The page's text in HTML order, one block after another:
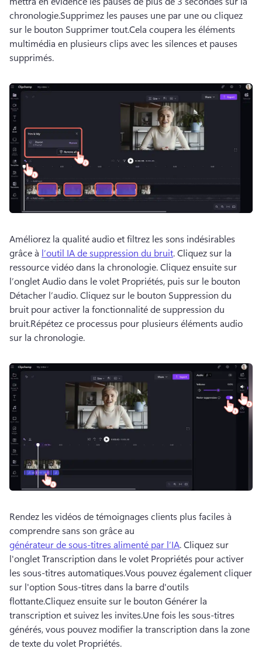
chronologie.Supprimez les pauses une par une ou cliquez
sur le bouton Supprimer tout.Cela coupera les éléments
multimédia en plusieurs clips avec les silences et pauses
supprimés.
Améliorez la qualité audio et filtrez les sons indésirables
grâce à l’outil IA de suppression du bruit. Cliquez sur la
ressource vidéo dans la chronologie. Cliquez ensuite sur
l’onglet Audio dans le volet Propriétés, puis sur le bouton
Détacher l’audio. Cliquez sur le bouton Suppression du
bruit pour activer la fonctionnalité de suppression du
bruit.Répétez ce processus pour plusieurs éléments audio
sur la chronologie.
Rendez les vidéos de témoignages clients plus faciles à
comprendre sans son grâce au
générateur de sous-titres alimenté par l’IA. Cliquez sur
l'onglet Transcription dans le volet Propriétés pour activer
les sous-titres automatiques.Vous pouvez également cliquer
sur l'option Sous-titres dans la barre d'outils
flottante.Cliquez ensuite sur le bouton Générer la
transcription et suivez les invites.Une fois les sous-titres
générés, vous pouvez modifier la transcription dans la zone
de texte du volet Propriétés.